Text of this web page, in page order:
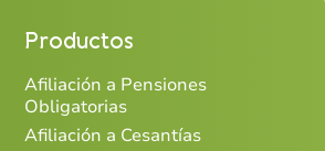
Productos
Afiliación a Pensiones
Obligatorias
Afiliación a Cesantías